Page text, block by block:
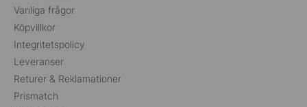
Vanliga frågor
Köpvillkor
Integritetspolicy
Leveranser
Returer & Reklamationer
Prismatch